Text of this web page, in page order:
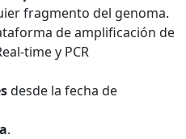
fragmento del genoma.
de amplificación de
time y PCR
desde la fecha de
.